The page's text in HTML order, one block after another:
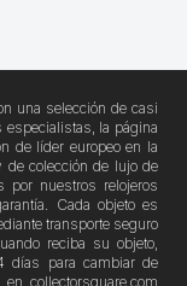
una selección de casi
la página
de líder europeo en la
colección de lujo de
por nuestros relojeros
Cada objeto es
transporte seguro
reciba su objeto,
días para cambiar de
collectorsquare.com